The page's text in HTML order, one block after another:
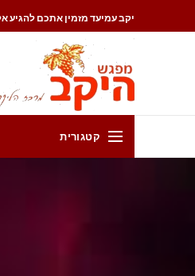
יקב עמיעד מזמין אתכם להגיע
קטגורית